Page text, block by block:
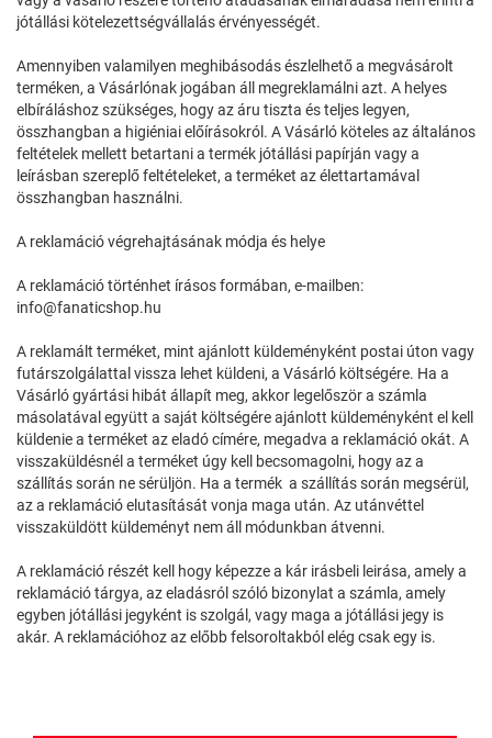
jótállási kötelezettségvállalás érvényességét.
Amennyiben valamilyen meghibásodás észlelhető a megvásárolt
terméken, a Vásárlónak jogában áll megreklamálni azt. A helyes
elbíráláshoz szükséges, hogy az áru tiszta és teljes legyen,
összhangban a higiéniai előírásokról. A Vásárló köteles az általános
feltételek mellett betartani a termék jótállási papírján vagy a
leírásban szereplő feltételeket, a terméket az élettartamával
összhangban használni.
A reklamáció végrehajtásának módja és helye
A reklamáció történhet írásos formában, e-mailben:
info@fanaticshop.hu
A reklamált terméket, mint ajánlott küldeményként postai úton vagy
futárszolgálattal vissza lehet küldeni, a Vásárló költségére. Ha a
Vásárló gyártási hibát állapít meg, akkor legelőször a számla
másolatával együtt a saját költségére ajánlott küldeményként el kell
küldenie a terméket az eladó címére, megadva a reklamáció okát. A
visszaküldésnél a terméket úgy kell becsomagolni, hogy az a
szállítás során ne sérüljön. Ha a termék a szállítás során megsérül,
az a reklamáció elutasítását vonja maga után. Az utánvéttel
visszaküldött küldeményt nem áll módunkban átvenni.
A reklamáció részét kell hogy képezze a kár irásbeli leirása, amely a
reklamáció tárgya, az eladásról szóló bizonylat a számla, amely
egyben jótállási jegyként is szolgál, vagy maga a jótállási jegy is
akár. A reklamációhoz az előbb felsoroltakból elég csak egy is.